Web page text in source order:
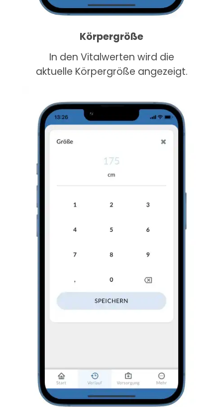
Körpergröße
In den Vitalwerten wird die
aktuelle Körpergröße angezeigt.